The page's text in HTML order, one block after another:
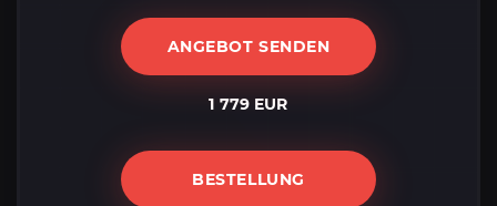
ANGEBOT SENDEN
1 779 EUR
BESTELLUNG